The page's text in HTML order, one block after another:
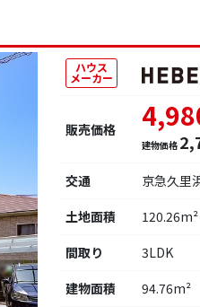
ハウス
メーカー
販売価格
建物価格
交通
京急久里
土地面積
120.26m²
間取り
3LDK
建物面積
94.76m²